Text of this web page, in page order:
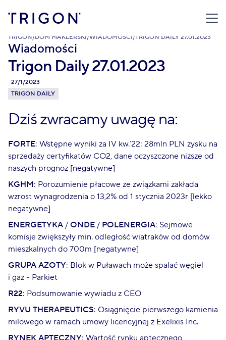
TRIGON/DOM MAKLERSKI/WIADOMOŚCI/ TRIGON DAILY 27.01.2023
Wiadomości
Trigon Daily 27.01.2023
27/1/2023
TRIGON DAILY
Dziś zwracamy uwagę na:
FORTE: Wstępne wyniki za IV kw.’22: 28mln PLN zysku na
sprzedaży certyfikatów CO2, dane oczyszczone niższe od
naszych prognoz [negatywne]
KGHM: Porozumienie płacowe ze związkami zakłada
wzrost wynagrodzenia o 13,2% od 1 stycznia 2023r [lekko
negatywne]
ENERGETYKA / ONDE / POLENERGIA: Sejmowe
komisje zwiększyły min. odległość wiatraków od domów
mieszkalnych do 700m [negatywne]
GRUPA AZOTY: Blok w Puławach może spalać węgiel
i gaz - Parkiet
R22: Podsumowanie wywiadu z CEO
RYVU THERAPEUTICS: Osiągnięcie pierwszego kamienia
milowego w ramach umowy licencyjnej z Exelixis Inc.
RYNEK APTECZNY: Wartość rynku aptecznego